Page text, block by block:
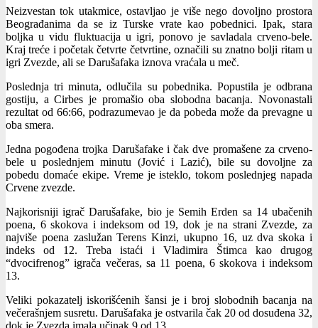
Neizvestan tok utakmice, ostavljao je više nego dovoljno prostora
Beograđanima da se iz Turske vrate kao pobednici. Ipak, stara
boljka u vidu fluktuacija u igri, ponovo je savladala crveno-bele.
Kraj treće i početak četvrte četvrtine, označili su znatno bolji ritam u
igri Zvezde, ali se Darušafaka iznova vraćala u meč.
Poslednja tri minuta, odlučila su pobednika. Popustila je odbrana
gostiju, a Cirbes je promašio oba slobodna bacanja. Novonastali
rezultat od 66:66, podrazumevao je da pobeda može da prevagne u
oba smera.
Jedna pogođena trojka Darušafake i čak dve promašene za crveno-
bele u poslednjem minutu (Jović i Lazić), bile su dovoljne za
pobedu domaće ekipe. Vreme je isteklo, tokom poslednjeg napada
Crvene zvezde.
Najkorisniji igrač Darušafake, bio je Semih Erden sa 14 ubačenih
poena, 6 skokova i indeksom od 19, dok je na strani Zvezde, za
najviše poena zaslužan Terens Kinzi, ukupno 16, uz dva skoka i
indeks od 12. Treba istaći i Vladimira Štimca kao drugog
“dvocifrenog” igrača večeras, sa 11 poena, 6 skokova i indeksom
13.
Veliki pokazatelj iskorišćenih šansi je i broj slobodnih bacanja na
večerašnjem susretu. Darušafaka je ostvarila čak 20 od dosuđena 32,